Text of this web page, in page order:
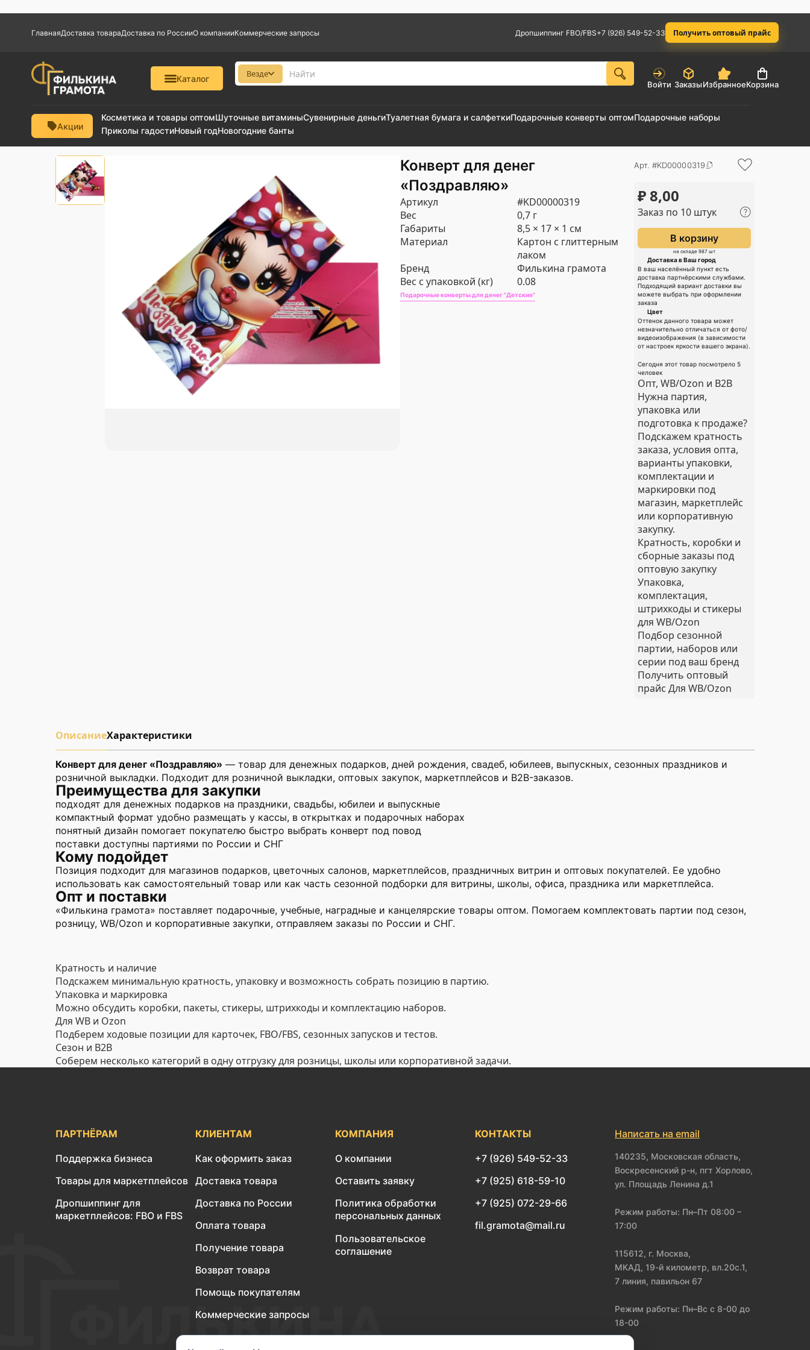
ГлавнаяДоставка товараДоставка по РоссииО компанииКоммерческие запросы Дропшиппинг FBO/FBS+7 (926) 549-52-33 Получить оптовый прайс
Каталог Везде
Войти ЗаказыИзбранноеКорзина
Акции
Косметика и товары оптомШуточные витаминыСувенирные деньгиТуалетная бумага и салфеткиПодарочные конверты оптомПодарочные наборы
Приколы гадостиНовый годНовогодние банты
Конверт для денег
«Поздравляю»
Артикул
#KD00000319
Вес
0,7 г
Габариты
8,5 × 17 × 1 см
Материал
Картон с глиттерным
лаком
Бренд
Филькина грамота
Вес с упаковкой (кг)
0.08
Подарочные конверты для денег "Детские"
Арт. #KD00000319
₽ 8,00
Заказ по 10 штук
В корзину
на складе 987 шт
Доставка в Ваш город
В ваш населённый пункт есть
доставка партнёрскими службами.
Подходящий вариант доставки вы
можете выбрать при оформлении
заказа
Цвет
Оттенок данного товара может
незначительно отличаться от фото/
видеоизображения (в зависимости
от настроек яркости вашего экрана).
Сегодня этот товар посмотрело 5
человек
Опт, WB/Ozon и B2B
Нужна партия,
упаковка или
подготовка к продаже?
Подскажем кратность
заказа, условия опта,
варианты упаковки,
комплектации и
маркировки под
магазин, маркетплейс
или корпоративную
закупку.
Кратность, коробки и
сборные заказы под
оптовую закупку
Упаковка,
комплектация,
штрихкоды и стикеры
для WB/Ozon
Подбор сезонной
партии, наборов или
серии под ваш бренд
Получить оптовый
прайс Для WB/Ozon
ОписаниеХарактеристики
Конверт для денег «Поздравляю» — товар для денежных подарков, дней рождения, свадеб, юбилеев, выпускных, сезонных праздников и
розничной выкладки. Подходит для розничной выкладки, оптовых закупок, маркетплейсов и B2B-заказов.
Преимущества для закупки
подходят для денежных подарков на праздники, свадьбы, юбилеи и выпускные
компактный формат удобно размещать у кассы, в открытках и подарочных наборах
понятный дизайн помогает покупателю быстро выбрать конверт под повод
поставки доступны партиями по России и СНГ
Кому подойдет
Позиция подходит для магазинов подарков, цветочных салонов, маркетплейсов, праздничных витрин и оптовых покупателей. Ее удобно
использовать как самостоятельный товар или как часть сезонной подборки для витрины, школы, офиса, праздника или маркетплейса.
Опт и поставки
«Филькина грамота» поставляет подарочные, учебные, наградные и канцелярские товары оптом. Помогаем комплектовать партии под сезон,
розницу, WB/Ozon и корпоративные закупки, отправляем заказы по России и СНГ.
Кратность и наличие
Подскажем минимальную кратность, упаковку и возможность собрать позицию в партию.
Упаковка и маркировка
Можно обсудить коробки, пакеты, стикеры, штрихкоды и комплектацию наборов.
Для WB и Ozon
Подберем ходовые позиции для карточек, FBO/FBS, сезонных запусков и тестов.
Сезон и B2B
Соберем несколько категорий в одну отгрузку для розницы, школы или корпоративной задачи.
ПАРТНЁРАМ
Поддержка бизнеса
Товары для маркетплейсов
Дропшиппинг для
маркетплейсов: FBO и FBS
КЛИЕНТАМ
Как оформить заказ
Доставка товара
Доставка по России
Оплата товара
Получение товара
Возврат товара
Помощь покупателям
Коммерческие запросы
КОМПАНИЯ
О компании
Оставить заявку
Политика обработки
персональных данных
Пользовательское
соглашение
КОНТАКТЫ
+7 (926) 549-52-33
+7 (925) 618-59-10
+7 (925) 072-29-66
fil.gramota@mail.ru
Написать на email
140235, Московская область,
Воскресенский р-н, пгт Хорлово,
ул. Площадь Ленина д.1
Режим работы: Пн–Пт 08:00 –
17:00
115612, г. Москва,
МКАД, 19-й километр, вл.20с.1,
7 линия, павильон 67
Режим работы: Пн–Вс с 8-00 до
18-00